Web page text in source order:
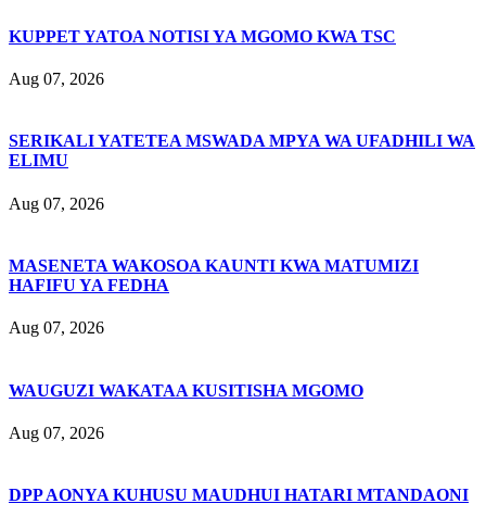
KUPPET YATOA NOTISI YA MGOMO KWA TSC
Aug 07, 2026
SERIKALI YATETEA MSWADA MPYA WA UFADHILI WA
ELIMU
Aug 07, 2026
MASENETA WAKOSOA KAUNTI KWA MATUMIZI
HAFIFU YA FEDHA
Aug 07, 2026
WAUGUZI WAKATAA KUSITISHA MGOMO
Aug 07, 2026
DPP AONYA KUHUSU MAUDHUI HATARI MTANDAONI